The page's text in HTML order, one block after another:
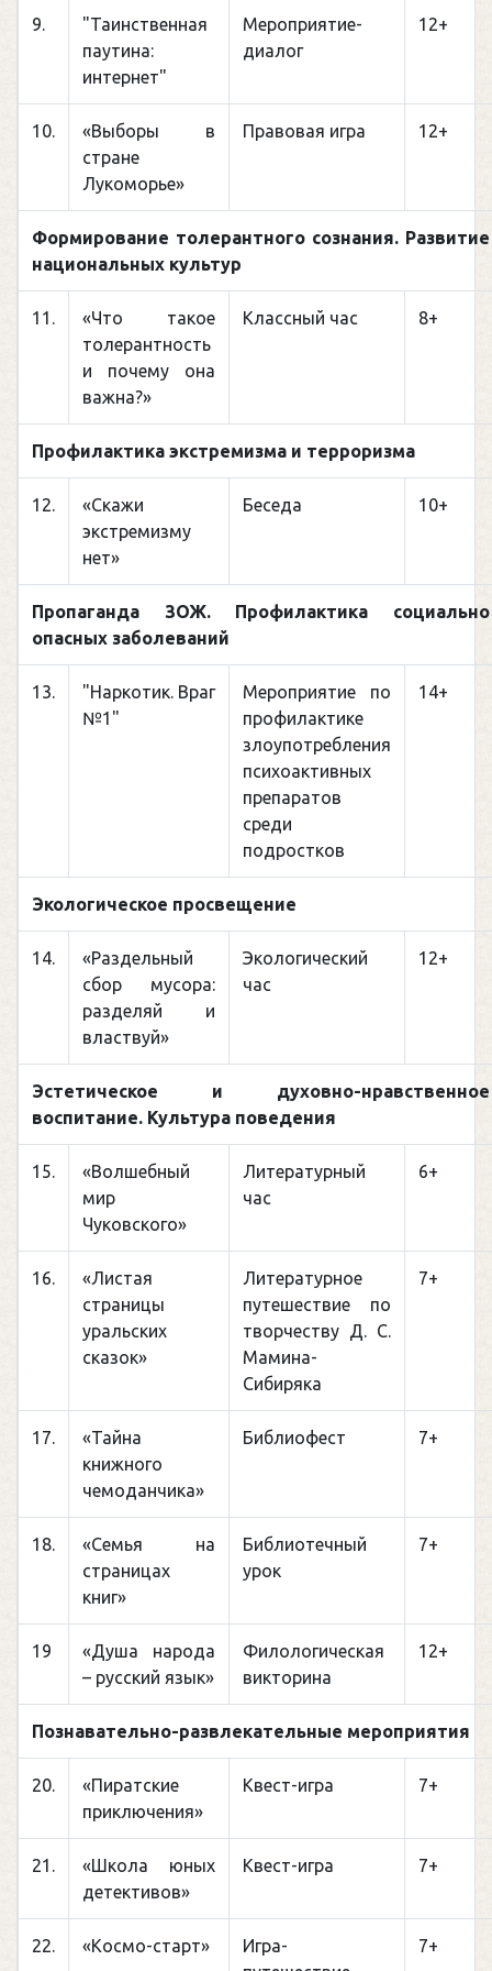
9.
"Таинственная
паутина:
интернет"
Мероприятие-
диалог
12+
10.
«Выборы в
стране
Лукоморье»
Правовая игра 12+
Формирование толерантного сознания. Развитие
национальных культур
11.
«Что такое
толерантность
и почему она
важна?»
Классный час 8+
Профилактика экстремизма и терроризма
12.
«Скажи
экстремизму
нет»
Беседа 10+
Пропаганда ЗОЖ. Профилактика социально
опасных заболеваний
13.
"Наркотик. Враг
№1"
Мероприятие по
профилактике
злоупотребления
психоактивных
препаратов
среди
подростков
14+
Экологическое просвещение
14.
«Раздельный
сбор мусора:
разделяй и
властвуй»
Экологический
час
12+
Эстетическое и духовно-нравственное
воспитание. Культура поведения
15.
«Волшебный
мир
Чуковского»
Литературный
час
6+
16.
«Листая
страницы
уральских
сказок»
Литературное
путешествие по
творчеству Д. С.
Мамина-
Сибиряка
7+
17.
«Тайна
книжного
чемоданчика»
Библиофест 7+
18.
«Семья на
страницах
книг»
Библиотечный
урок
7+
19
«Душа народа
– русский язык»
Филологическая
викторина
12+
Познавательно-развлекательные мероприятия
20.
«Пиратские
приключения»
Квест-игра 7+
21.
«Школа юных
детективов»
Квест-игра 7+
22. «Космо-старт»
Игра-
7+